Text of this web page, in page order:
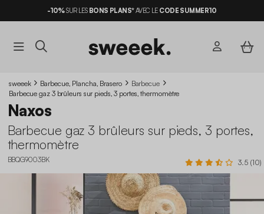
-10%SUR LES BONS PLANS*AVEC LE CODE SUMMER10
sweeek Barbecue, Plancha, Brasero
Barbecue
Barbecue gaz 3 brûleurs sur pieds, 3 portes, thermomètre
Naxos
Barbecue gaz 3 brûleurs sur pieds, 3 portes,
thermomètre
BBQG9003BK 3.5 (10)